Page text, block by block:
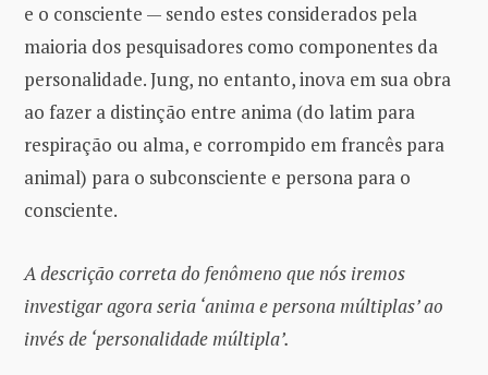
e o consciente — sendo estes considerados pela
maioria dos pesquisadores como componentes da
personalidade. Jung, no entanto, inova em sua obra
ao fazer a distinção entre anima (do latim para
respiração ou alma, e corrompido em francês para
animal) para o subconsciente e persona para o
consciente.
A descrição correta do fenômeno que nós iremos
investigar agora seria ‘anima e persona múltiplas’ ao
invés de ‘personalidade múltipla’.